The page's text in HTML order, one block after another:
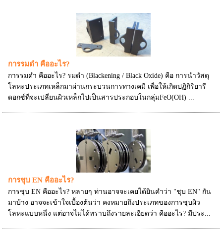
การรมดำ คืออะไร?
การรมดำ คืออะไร? รมดำ (Blackening / Black Oxide) คือ การนำวัสดุ
โลหะประเภทเหล็กมาผ่านกระบวนการทางเคมี เพื่อให้เกิดปฏิกิริยารี
ดอกซ์ที่จะเปลี่ยนผิวเหล็กไปเป็นสารประกอบในกลุ่มFeO(OH) ...
การชุบ EN คืออะไร?
การชุบ EN คืออะไร? หลายๆ ท่านอาจจะเคยได้ยินคำว่า "ชุบ EN" กัน
มาบ้าง อาจจะเข้าใจเบื้องต้นว่า คงหมายถึงประเภทของการชุบผิว
โลหะแบบหนึ่ง แต่อาจไม่ได้ทราบถึงรายละเอียดว่า คืออะไร? มีประ...